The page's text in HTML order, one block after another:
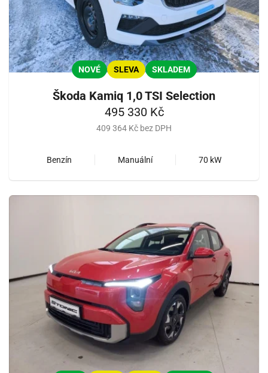
NOVÉ SLEVA SKLADEM
Škoda Kamiq 1,0 TSI Selection
495 330 Kč
409 364 Kč bez DPH
Benzín Manuální 70 kW